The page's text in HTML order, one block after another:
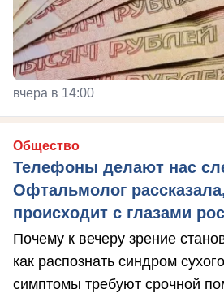
вчера в 14:00
Общество
Телефоны делают нас
Офтальмолог
происходит с глазами
Почему к вечеру зрение
как распознать синдром
симптомы требуют срочной